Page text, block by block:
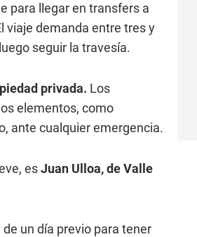
para llegar en transfers a
viaje demanda entre tres y
seguir la travesía.
privada. Los
elementos, como
ante cualquier emergencia.
esJuan Ulloa, de Valle
un día previo para tener